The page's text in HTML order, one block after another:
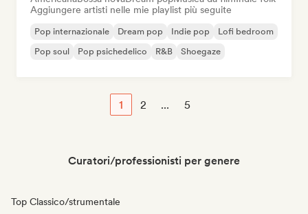
Aggiungere artisti nelle mie playlist più seguite
Pop internazionale Dream pop Indie pop
Lofi bedroom
Pop soul
Pop psichedelico R&B Shoegaze
1 2 ... 5
Curatori/professionisti per genere
Top Classico/strumentale